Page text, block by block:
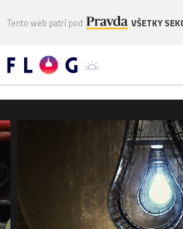
Tento web patrí pod VŠETKY